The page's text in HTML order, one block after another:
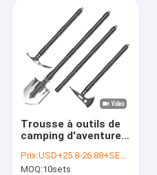
Trousse à outils de
camping d'aventure,
Tactical Axe de pelle
à survie
Prix:USD+25.8-26.88+SETS
MOQ:10sets